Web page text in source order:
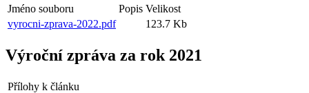
Jméno souboru
Popis Velikost
vyrocni-zprava-2022.pdf
123.7 Kb
Výroční zpráva za rok 2021
Přílohy k článku